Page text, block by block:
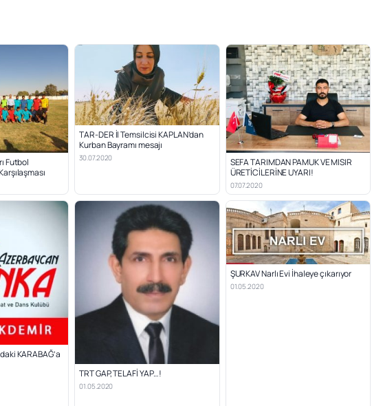
Futbol
TAR-DER İl Temsilcisi KAPLAN’dan
Kurban Bayramı mesajı
30.07.2020
SEFA TARIMDAN PAMUK VE MISIR
ÜRETİCİLERİNE UYARI!
07.07.2020
KARABAĞ’a
TRT GAP, TELAFİ YAP…!
01.05.2020
ŞURKAV Narlı Evi İhaleye çıkarıyor
01.05.2020